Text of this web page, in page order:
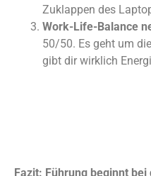
Zuklappen des
Work-Life-Balance
50/50. Es geht um
gibt dir wirklich
Fazit: Führung beginnt bei